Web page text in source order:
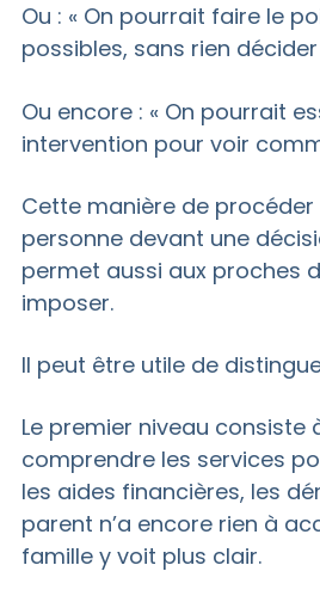
Ou : « On pourrait faire le
possibles, sans rien décider
Ou encore : « On pourrait
intervention pour voir
Cette manière de
personne devant une
permet aussi aux proches
imposer.
Il peut être utile de
Le premier niveau consiste
comprendre les services
les aides financières, les
parent n’a encore rien à
famille y voit plus clair.